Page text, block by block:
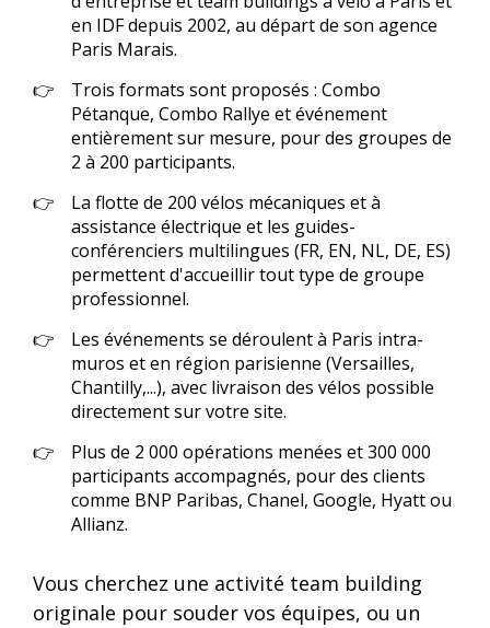
en IDF depuis 2002, au départ de son agence
Paris Marais.
Trois formats sont proposés : Combo
Pétanque, Combo Rallye et événement
entièrement sur mesure, pour des groupes de
2 à 200 participants.
La flotte de 200 vélos mécaniques et à
assistance électrique et les guides-
conférenciers multilingues (FR, EN, NL, DE, ES)
permettent d'accueillir tout type de groupe
professionnel.
Les événements se déroulent à Paris intra-
muros et en région parisienne (Versailles,
Chantilly,...), avec livraison des vélos possible
directement sur votre site.
Plus de 2 000 opérations menées et 300 000
participants accompagnés, pour des clients
comme BNP Paribas, Chanel, Google, Hyatt ou
Allianz.
Vous cherchez une activité team building
originale pour souder vos équipes, ou un